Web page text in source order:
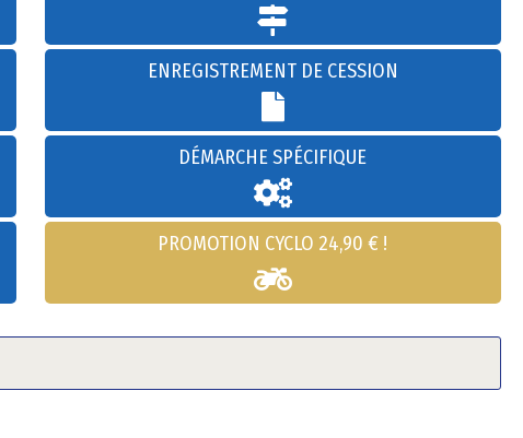
ENREGISTREMENT DE CESSION
DÉMARCHE SPÉCIFIQUE
PROMOTION CYCLO 24,90 € !